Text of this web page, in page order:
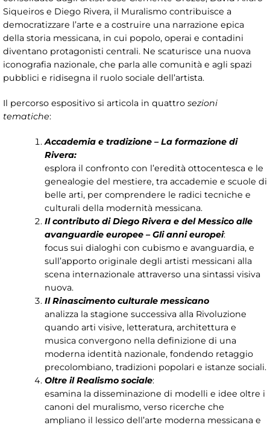
Siqueiros e Diego Rivera, il Muralismo contribuisce a
democratizzare l’arte e a costruire una narrazione epica
della storia messicana, in cui popolo, operai e contadini
diventano protagonisti centrali. Ne scaturisce una nuova
iconografia nazionale, che parla alle comunità e agli spazi
pubblici e ridisegna il ruolo sociale dell’artista.
Il percorso espositivo si articola in quattro sezioni
tematiche:
Accademia e tradizione – La formazione di
Rivera:
esplora il confronto con l’eredità ottocentesca e le
genealogie del mestiere, tra accademie e scuole di
belle arti, per comprendere le radici tecniche e
culturali della modernità messicana.
Il contributo di Diego Rivera e del Messico alle
avanguardie europee – Gli anni europei:
focus sui dialoghi con cubismo e avanguardia, e
sull’apporto originale degli artisti messicani alla
scena internazionale attraverso una sintassi visiva
nuova.
Il Rinascimento culturale messicano
analizza la stagione successiva alla Rivoluzione
quando arti visive, letteratura, architettura e
musica convergono nella definizione di una
moderna identità nazionale, fondendo retaggio
precolombiano, tradizioni popolari e istanze sociali.
Oltre il Realismo sociale:
esamina la disseminazione di modelli e idee oltre i
canoni del muralismo, verso ricerche che
ampliano il lessico dell’arte moderna messicana e